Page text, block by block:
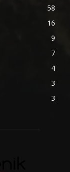
58
16
9
7
4
3
3